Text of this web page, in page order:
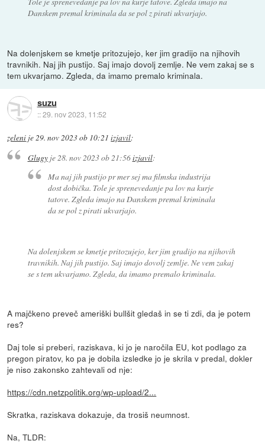
Danskem premal kriminala da se pol z pirati ukvarjajo.
Na dolenjskem se kmetje pritozujejo, ker jim gradijo na njihovih
travnikih. Naj jih pustijo. Saj imajo dovolj zemlje. Ne vem zakaj se s
tem ukvarjamo. Zgleda, da imamo premalo kriminala.
suzu
::29. nov 2023, 11:52
zeleni je29. nov 2023 ob 10:21 izjavil:
Glugyje 28. nov 2023 ob 21:56izjavil:
Ma naj jih pustijo pr mer sej ma filmska industrija
dost dobička. Tole je sprenevedanje pa lov na kurje
tatove. Zgleda imajo na Danskem premal kriminala
da se pol z pirati ukvarjajo.
Na dolenjskem se kmetje pritozujejo, ker jim gradijo na njihovih
travnikih. Naj jih pustijo. Saj imajo dovolj zemlje. Ne vem zakaj
se s tem ukvarjamo. Zgleda, da imamo premalo kriminala.
A majčkeno preveč ameriški bullšit gledaš in se ti zdi, da je potem
res?
Daj tole si preberi, raziskava, ki jo je naročila EU, kot podlago za
pregon piratov, ko pa je dobila izsledke jo je skrila v predal, dokler
je niso zakonsko zahtevali od nje:
https://cdn.netzpolitik.org/wp-upload/2...
Skratka, raziskava dokazuje, da trosiš neumnost.
Na, TLDR: